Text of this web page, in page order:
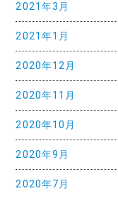
2021年3月
2021年1月
2020年12月
2020年11月
2020年10月
2020年9月
2020年7月